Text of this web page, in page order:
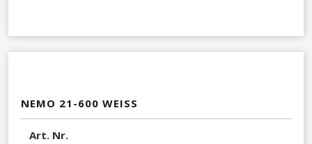
NEMO 21-600 WEISS
Art. Nr.